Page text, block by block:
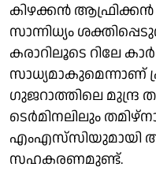
കിഴക്കൻ ആഫ്രിക്കൻ
സാന്നിധ്യം
കരാറിലൂടെ റിലേ
സാധ്യമാകുമെന്നാണ്
ഗുജറാത്തിലെ മുന്ദ്ര
ടെർമിനലിലും
എംഎസ്‌സിയുമായി
സഹകരണമുണ്ട്.